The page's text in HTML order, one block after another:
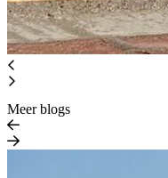
Meer blogs